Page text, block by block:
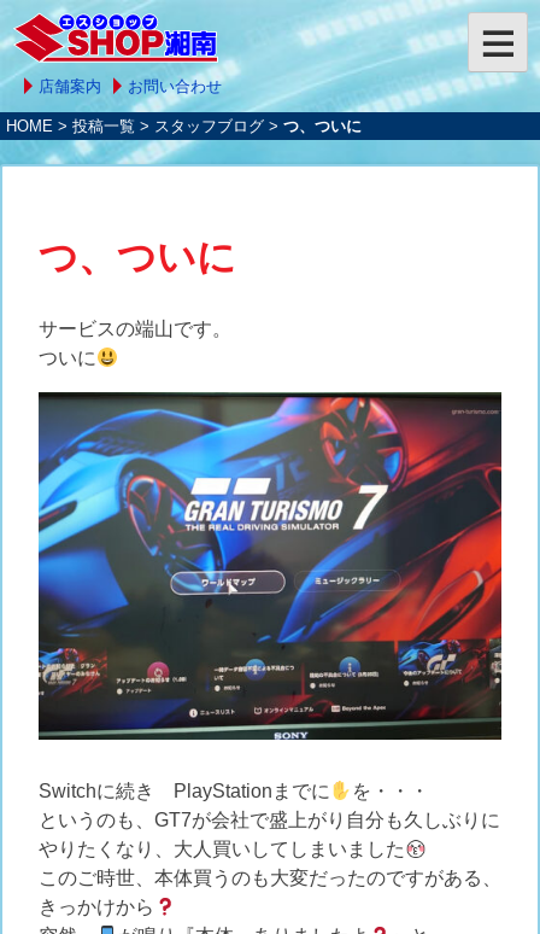
店舗案内 お問い合わせ
HOME > 投稿一覧 > スタッフブログ > つ、ついに
つ、ついに
サービスの端山です。
ついに
Switchに続き PlayStationまでに
を・・・
というのも、GT7が会社で盛上がり自分も久しぶりに
やりたくなり、大人買いしてしまいました
このご時世、本体買うのも大変だったのですがある、
きっかけから